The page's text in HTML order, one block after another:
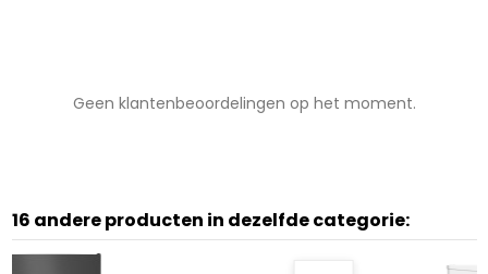
Geen klantenbeoordelingen op het moment.
16 andere producten in dezelfde categorie: